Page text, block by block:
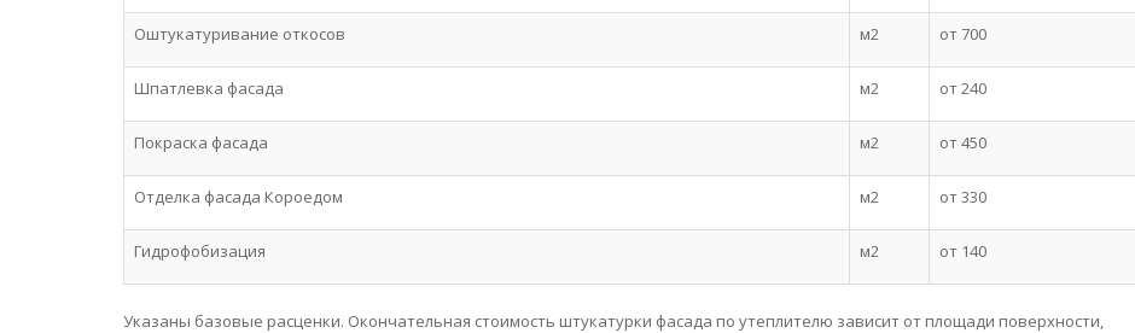
Оштукатуривание откосов м2 от 700
Шпатлевка фасада м2 от 240
Покраска фасада м2 от 450
Отделка фасада Короедом м2 от 330
Гидрофобизация м2 от 140
Указаны базовые расценки. Окончательная стоимость штукатурки фасада по утеплителю зависит от площади поверхности,